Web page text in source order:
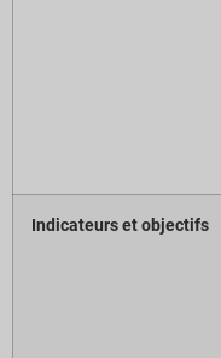
Indicateurs et objectifs